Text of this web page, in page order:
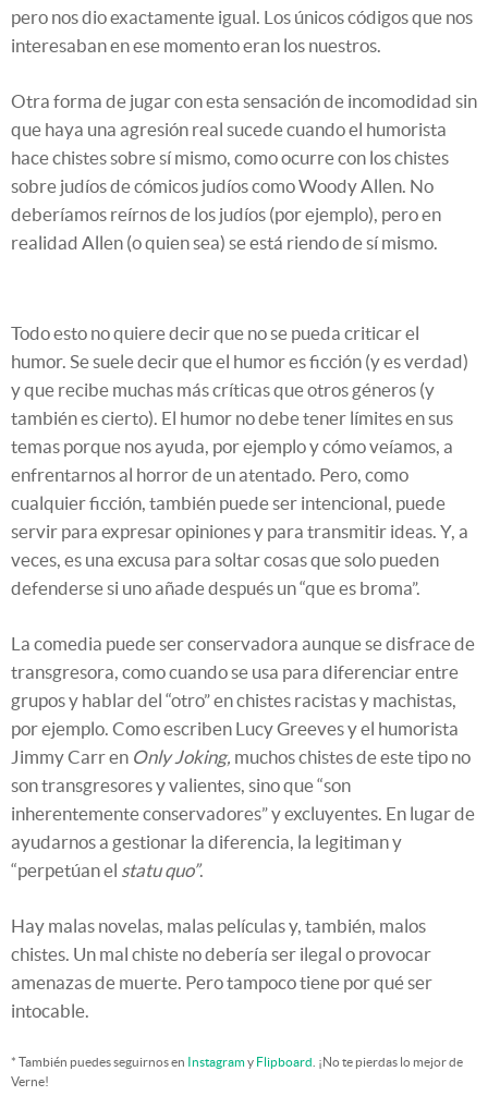
pero nos dio exactamente igual. Los únicos códigos que nos
interesaban en ese momento eran los nuestros.
Otra forma de jugar con esta sensación de incomodidad sin
que haya una agresión real sucede cuando el humorista
hace chistes sobre sí mismo, como ocurre con los chistes
sobre judíos de cómicos judíos como Woody Allen. No
deberíamos reírnos de los judíos (por ejemplo), pero en
realidad Allen (o quien sea) se está riendo de sí mismo.
Todo esto no quiere decir que no se pueda criticar el
humor. Se suele decir que el humor es ficción (y es verdad)
y que recibe muchas más críticas que otros géneros (y
también es cierto). El humor no debe tener límites en sus
temas porque nos ayuda, por ejemplo y cómo veíamos, a
enfrentarnos al horror de un atentado. Pero, como
cualquier ficción, también puede ser intencional, puede
servir para expresar opiniones y para transmitir ideas. Y, a
veces, es una excusa para soltar cosas que solo pueden
defenderse si uno añade después un “que es broma”.
La comedia puede ser conservadora aunque se disfrace de
transgresora, como cuando se usa para diferenciar entre
grupos y hablar del “otro” en chistes racistas y machistas,
por ejemplo. Como escriben Lucy Greeves y el humorista
Jimmy Carr en Only Joking, muchos chistes de este tipo no
son transgresores y valientes, sino que “son
inherentemente conservadores” y excluyentes. En lugar de
ayudarnos a gestionar la diferencia, la legitiman y
“perpetúan el statu quo”.
Hay malas novelas, malas películas y, también, malos
chistes. Un mal chiste no debería ser ilegal o provocar
amenazas de muerte. Pero tampoco tiene por qué ser
intocable.
* También puedes seguirnos en Instagramy Flipboard . ¡No te pierdas lo mejor de
Verne!